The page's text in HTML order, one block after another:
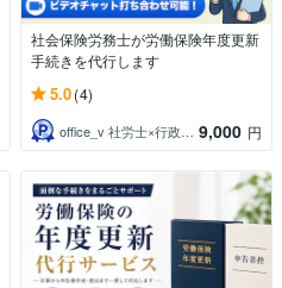
社会保険労務士が労働保険年度更新
手続きを代行します
5.0(4)
office_v 社労士×行政書士×AI 9,000 円